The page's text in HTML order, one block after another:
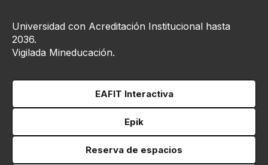
Universidad con Acreditación Institucional hasta
2036.
Vigilada Mineducación.
EAFIT Interactiva
Epik
Reserva de espacios